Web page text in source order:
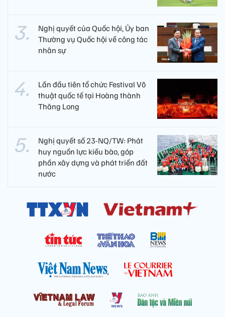
Nghị quyết của Quốc hội, Ủy ban
Thường vụ Quốc hội về công tác
nhân sự
Lần đầu tiên tổ chức Festival Võ
thuật quốc tế tại Hoàng thành
Thăng Long
Nghị quyết số 23-NQ/TW: Phát
huy nguồn lực kiều bào, góp
phần xây dựng và phát triển đất
nước